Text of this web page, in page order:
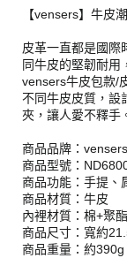
【vensers】牛皮
皮革一直都是國際
同牛皮的堅韌耐用
vensers牛皮包款/
不同牛皮皮質，設
夾，讓人愛不釋手
商品品牌：vensers
商品型號：
商品功能：手提、
商品材質：牛皮
內裡材質：棉+聚
商品尺寸：寬約
商品重量：約390g